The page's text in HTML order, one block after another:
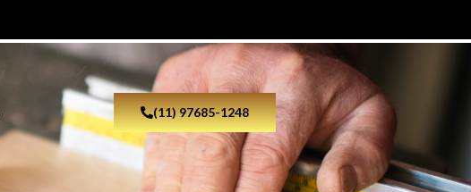
(11) 97685-1248